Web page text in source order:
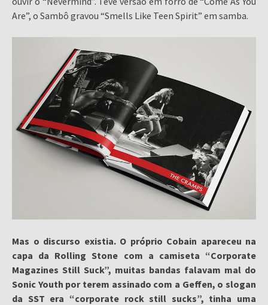
Are”, o Sambô gravou “Smells Like Teen Spirit” em samba.
Mas o discurso existia. O próprio Cobain apareceu na
capa da Rolling Stone com a camiseta “Corporate
Magazines Still Suck”, muitas bandas falavam mal do
Sonic Youth por terem assinado com a Geffen, o slogan
da SST era “corporate rock still sucks”, tinha uma